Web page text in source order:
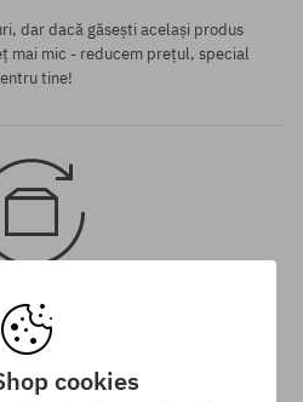
dar dacă găsești același produs
mai mic - reducem prețul, special
tine!
returnarea mărfii
primirii.cookies